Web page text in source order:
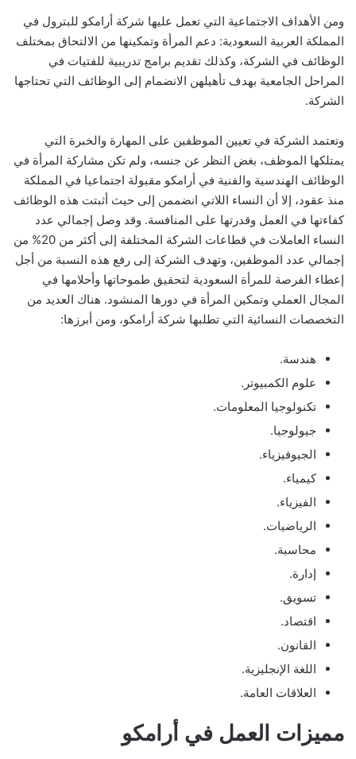
ومن الأهداف الاجتماعية التي تعمل عليها شركة أرامكو للبترول في
المملكة العربية السعودية: دعم المرأة وتمكينها من الالتحاق بمختلف
الوظائف في الشركة، وكذلك تقديم برامج تدريبية للفتيات في
المراحل الجامعية بهدف تأهيلهن الانضمام إلى الوظائف التي تحتاجها
الشركة.
وتعتمد الشركة في تعيين الموظفين على المهارة والخبرة التي
يمتلكها الموظف، بغض النظر عن جنسه، ولم تكن مشاركة المرأة في
الوظائف الهندسية والفنية في أرامكو مقبولة اجتماعيا في المملكة
منذ عقود، إلا أن النساء اللاتي انضممن إلى حيث أثبتت هذه الوظائف
كفاءتها في العمل وقدرتها على المنافسة. وقد وصل إجمالي عدد
النساء العاملات في قطاعات الشركة المختلفة إلى أكثر من 20% من
إجمالي عدد الموظفين، وتهدف الشركة إلى رفع هذه النسبة من أجل
إعطاء الفرصة للمرأة السعودية لتحقيق طموحاتها وأحلامها في
المجال العملي وتمكين المرأة في دورها المنشود. هناك العديد من
التخصصات النسائية التي تطلبها شركة أرامكو، ومن أبرزها:
هندسة.
علوم الكمبيوتر.
تكنولوجيا المعلومات.
جيولوجيا.
الجيوفيزياء.
كيمياء.
الفيزياء.
الرياضيات.
محاسبة.
إدارة.
تسويق.
اقتصاد.
القانون.
اللغة الإنجليزية.
العلاقات العامة.
مميزات العمل في أرامكو